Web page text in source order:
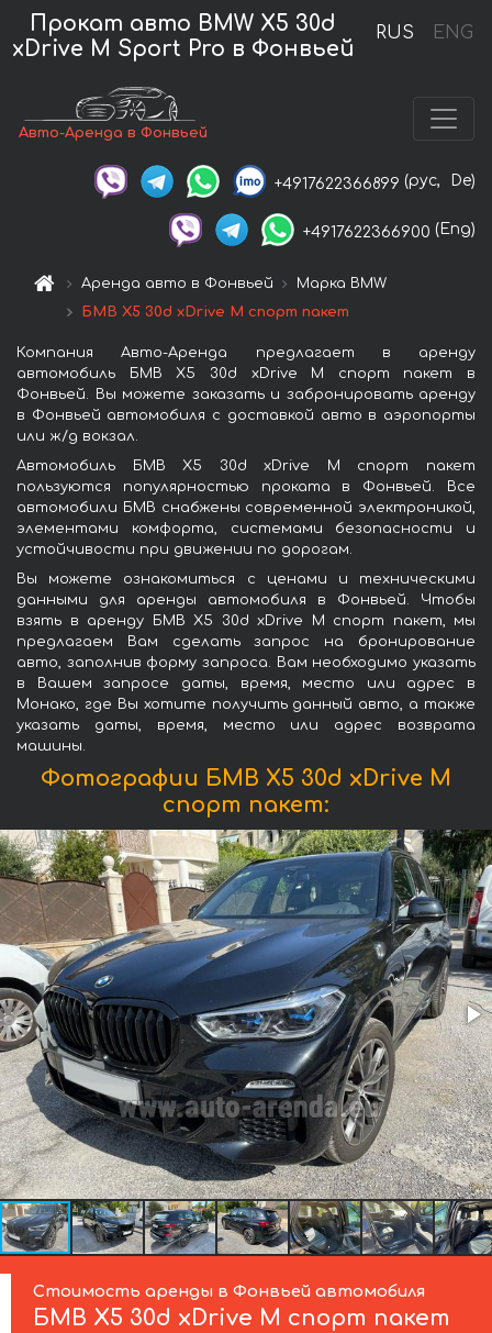
RUS ENG
Прокат авто BMW X5 30d
xDrive M Sport Pro в Фонвьей
Авто-Аренда в Фонвьей
+4917622366899 (рус, De)
+4917622366900 (Eng)
Аренда авто в Фонвьей
Марка BMW
БМВ X5 30d xDrive M спорт пакет
Компания Авто-Аренда предлагает в аренду
автомобиль БМВ X5 30d xDrive M спорт пакет в
Фонвьей. Вы можете заказать и забронировать аренду
в Фонвьей автомобиля с доставкой авто в аэропорты
или ж/д вокзал.
Автомобиль БМВ X5 30d xDrive M спорт пакет
пользуются популярностью проката в Фонвьей. Все
автомобили БМВ снабжены современной электроникой,
элементами комфорта, системами безопасности и
устойчивости при движении по дорогам.
Вы можете ознакомиться с ценами и техническими
данными для аренды автомобиля в Фонвьей. Чтобы
взять в аренду БМВ X5 30d xDrive M спорт пакет, мы
предлагаем Вам сделать запрос на бронирование
авто, заполнив форму запроса. Вам необходимо указать
в Вашем запросе даты, время, место или адрес в
Монако, где Вы хотите получить данный авто, а также
указать даты, время, место или адрес возврата
машины.
Фотографии БМВ X5 30d xDrive M
спорт пакет:
Стоимость аренды в Фонвьей автомобиля
БМВ X5 30d xDrive M спорт пакет